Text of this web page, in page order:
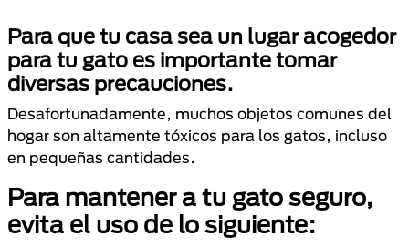
Para que tu casa sea un lugar acogedor
para tu gato es importante tomar
diversas precauciones.
Desafortunadamente, muchos objetos comunes del
hogar son altamente tóxicos para los gatos, incluso
en pequeñas cantidades.
Para mantener a tu gato seguro,
evita el uso de lo siguiente: